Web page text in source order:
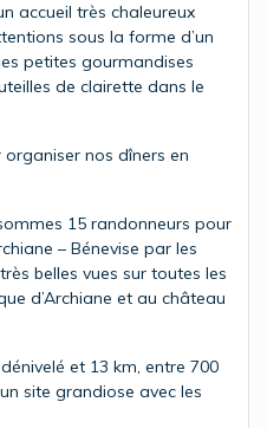
accueil très chaleureux
sous la forme d’un
petites gourmandises
de clairette dans le
nos dîners en
15 randonneurs pour
– Bénevise par les
belles vues sur toutes les
d’Archiane et au château
et 13 km, entre 700
site grandiose avec les